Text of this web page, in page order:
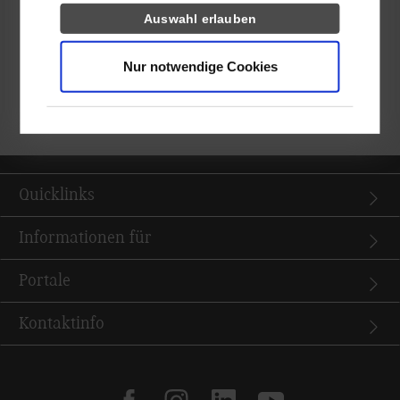
Auswahl erlauben
Nur notwendige Cookies
Seminare aus dem International Study Programme belegt und
ihre Kenntnisse in Wirtschafts- und Informatikthemen vertieft.
Im kommenden März begrüßt das Auslandsamt die nächste
Gruppe von Gaststudierenden. Die Vorbereitungen laufen
bereits auf Hochtouren.
Quicklinks
Informationen für
Portale
Kontaktinfo